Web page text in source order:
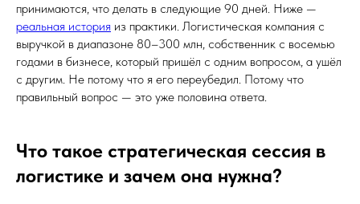
принимаются, что делать в следующие 90 дней. Ниже —
реальная история из практики. Логистическая компания с
выручкой в диапазоне 80–300 млн, собственник с восемью
годами в бизнесе, который пришёл с одним вопросом, а ушёл
с другим. Не потому что я его переубедил. Потому что
правильный вопрос — это уже половина ответа.
Что такое стратегическая сессия в
логистике и зачем она нужна?